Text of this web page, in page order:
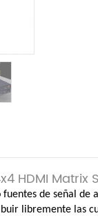
HDMI Matrix
de señal de
libremente las